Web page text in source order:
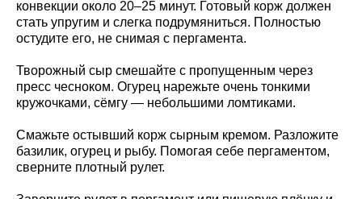
конвекции около 20–25 минут. Готовый корж должен
стать упругим и слегка подрумяниться. Полностью
остудите его, не снимая с пергамента.
Творожный сыр смешайте с пропущенным через
пресс чесноком. Огурец нарежьте очень тонкими
кружочками, сёмгу — небольшими ломтиками.
Смажьте остывший корж сырным кремом. Разложите
базилик, огурец и рыбу. Помогая себе пергаментом,
сверните плотный рулет.